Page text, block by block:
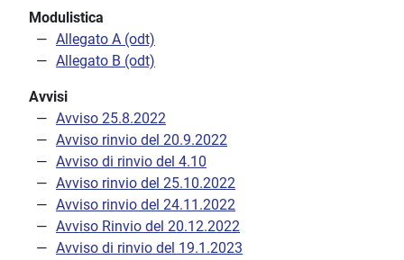
Modulistica
Allegato A (odt)
Allegato B (odt)
Avvisi
Avviso 25.8.2022
Avviso rinvio del 20.9.2022
Avviso di rinvio del 4.10
Avviso rinvio del 25.10.2022
Avviso rinvio del 24.11.2022
Avviso Rinvio del 20.12.2022
Avviso di rinvio del 19.1.2023